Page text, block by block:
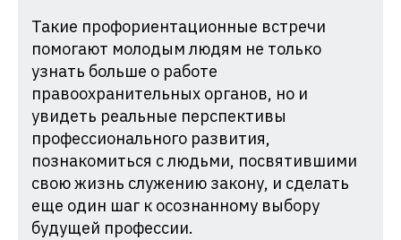
Такие профориентационные встречи
помогают молодым людям не только
узнать больше о работе
правоохранительных органов, но и
увидеть реальные перспективы
профессионального развития,
познакомиться с людьми, посвятившими
свою жизнь служению закону, и сделать
еще один шаг к осознанному выбору
будущей профессии.